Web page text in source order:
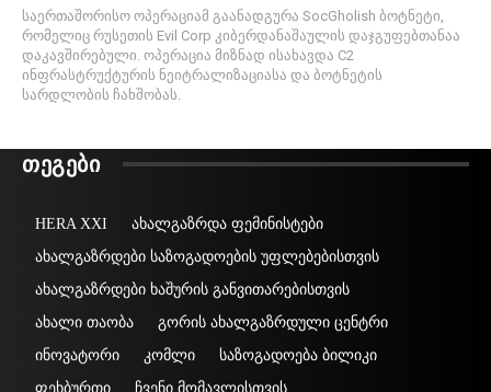
საერთაშორისო ოპერაციამ გაანადგურა SocGholish ბოტნეტი,
რომელიც რუსეთის Evil Corp კიბერდანაშაულის დაჯგუფებთანაა
დაკავშირებული. ოპერაცია მიზნად ისახავდა C2
ინფრასტრუქტურის ნეიტრალიზაციასა და ბოტნეტის
სარდლობის ჩახშობას.
ᲗᲔᲒᲔᲑᲘ
HERA XXI
ახალგაზრდა ფემინისტები
ახალგაზრდები საზოგადოების უფლებებისთვის
ახალგაზრდები ხაშურის განვითარებისთვის
ახალი თაობა
გორის ახალგაზრდული ცენტრი
ინოვატორი
კომლი
საზოგადოება ბილიკი
ფეხბურთი
ჩვენი მომავლისთვის